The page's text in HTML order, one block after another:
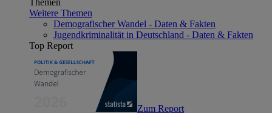
Weitere Themen
Demografischer Wandel - Daten & Fakten
Jugendkriminalität in Deutschland - Daten & Fakten
Top Report
Zum Report